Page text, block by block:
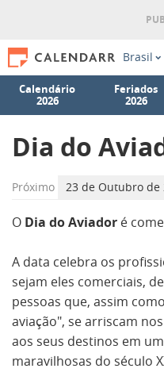
Brasil
Calendário
2026
Feriados
2026
Dia do
Próximo 23 de Outubro de
O Dia do Aviador é
A data celebra os
sejam eles comerciais,
pessoas que, assim
aviação", se arriscam
aos seus destinos em
maravilhosas do século